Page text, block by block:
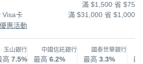
滿 $1,500 省 $75
Visa卡
滿 $31,000 省 $1,000
惠活動
玉山銀行
高 7.5%
中國信託銀行
最高 6.2%
國泰世華銀行
最高 3.3% 最